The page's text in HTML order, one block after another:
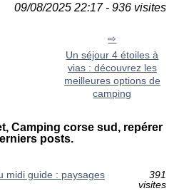
09/08/2025 22:17 - 936 visites
Un séjour 4 étoiles à
vias : découvrez les
meilleures options de
camping
Camping corse sud, repérer
posts.
midi guide : paysages
391
visites